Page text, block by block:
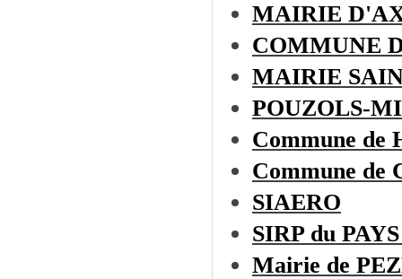
MAIRIE
COMMUNE
MAIRIE
POUZOLS-
Commune de
Commune de
SIAERO
SIRP du
Mairie de